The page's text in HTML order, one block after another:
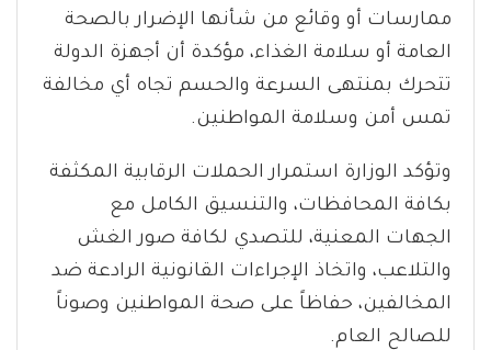
ممارسات أو وقائع من شأنها الإضرار بالصحة
العامة أو سلامة الغذاء، مؤكدة أن أجهزة الدولة
تتحرك بمنتهى السرعة والحسم تجاه أي مخالفة
تمس أمن وسلامة المواطنين.
وتؤكد الوزارة استمرار الحملات الرقابية المكثفة
بكافة المحافظات، والتنسيق الكامل مع
الجهات المعنية، للتصدي لكافة صور الغش
والتلاعب، واتخاذ الإجراءات القانونية الرادعة ضد
المخالفين، حفاظاً على صحة المواطنين وصوناً
للصالح العام.